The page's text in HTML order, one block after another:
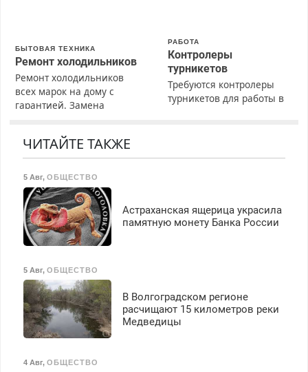
БЫТОВАЯ ТЕХНИКА
Ремонт холодильников
Ремонт холодильников
всех марок на дому с
гарантией. Замена
Недорого. Без выходных.
Все районы. Скидка.
Вызов бесплатный.
РАБОТА
Контролеры
турникетов
Требуются контролеры
турникетов для работы в
Ежемесячно
выплачивается денежная
безопасности с з/п до
125000 руб.
ЧИТАЙТЕ ТАКЖЕ
5 Авг, ОБЩЕСТВО
Астраханская ящерица украсила
памятную монету Банка России
5 Авг, ОБЩЕСТВО
В Волгоградском регионе
расчищают 15 километров реки
Медведицы
4 Авг, ОБЩЕСТВО